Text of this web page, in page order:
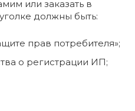
или заказать в
должны быть:
прав потребителя»;
о регистрации ИП;